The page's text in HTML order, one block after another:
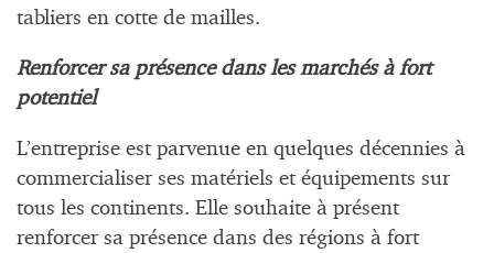
tabliers en cotte de mailles.
Renforcer sa présence dans les marchés à fort
potentiel
L’entreprise est parvenue en quelques décennies à
commercialiser ses matériels et équipements sur
tous les continents. Elle souhaite à présent
renforcer sa présence dans des régions à fort